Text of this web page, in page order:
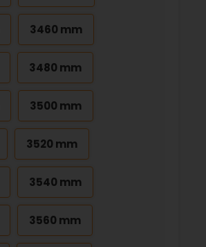
3460 mm
3480 mm
3500 mm
3520 mm
3540 mm
3560 mm